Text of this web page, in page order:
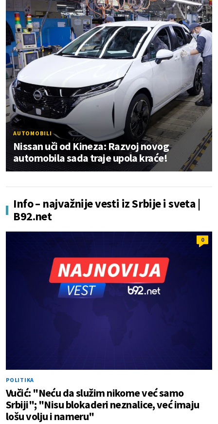
AUTOMOBILI
Nissan uči od Kineza: Razvoj novog
automobila sada traje upola kraće!
Info – najvažnije vesti iz Srbije i sveta |
B92.net
0
POLITIKA
Vučić: "Neću da služim nikome već samo
Srbiji"; "Nisu blokaderi neznalice, već imaju
lošu volju i nameru"